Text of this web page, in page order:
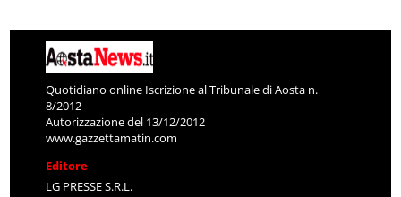
Quotidiano online Iscrizione al Tribunale di Aosta n.
8/2012
Autorizzazione del 13/12/2012
www.gazzettamatin.com
Editore
LG PRESSE S.R.L.